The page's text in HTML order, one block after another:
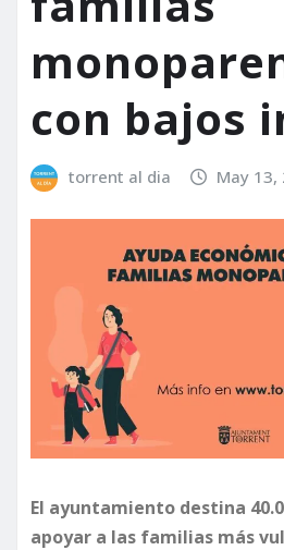
con bajos
torrent al dia May 13,
El ayuntamiento destina
apoyar a las familias más